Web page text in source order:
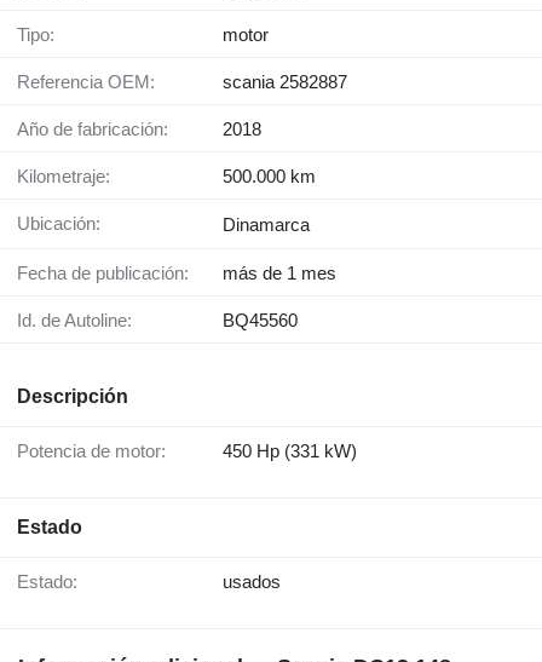
Tipo: motor
Referencia OEM: scania 2582887
Año de fabricación: 2018
Kilometraje: 500.000 km
Ubicación: Dinamarca
Fecha de publicación: más de 1 mes
Id. de Autoline: BQ45560
Descripción
Potencia de motor: 450 Hp (331 kW)
Estado
Estado: usados